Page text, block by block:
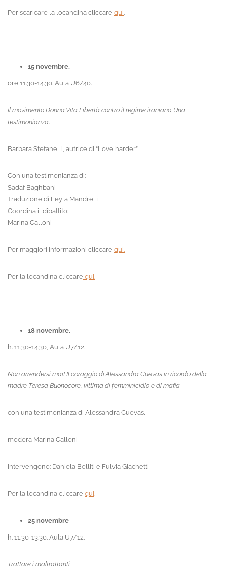
Per scaricare la locandina cliccarequi.
15 novembre.
ore 11.30-14.30. Aula U6/40.
Il movimento Donna Vita Libertà contro il regime iraniano. Una
testimonianza.
Barbara Stefanelli, autrice di “Love harder”
Con una testimonianza di:
Sadaf Baghbani
Traduzione di Leyla Mandrelli
Coordina il dibattito:
Marina Calloni
Per maggiori informazioni cliccarequi.
Per la locandina cliccarequi.
18 novembre.
h. 11.30-14.30, Aula U7/12.
Non arrendersi mai! Il coraggio di Alessandra Cuevas in ricordo della
madre Teresa Buonocore, vittima di femminicidio e di mafia.
con una testimonianza di Alessandra Cuevas,
modera Marina Calloni
intervengono: Daniela Belliti e Fulvia Giachetti
Per la locandina cliccarequi.
25 novembre
h. 11.30-13.30. Aula U7/12.
Trattare i maltrattanti